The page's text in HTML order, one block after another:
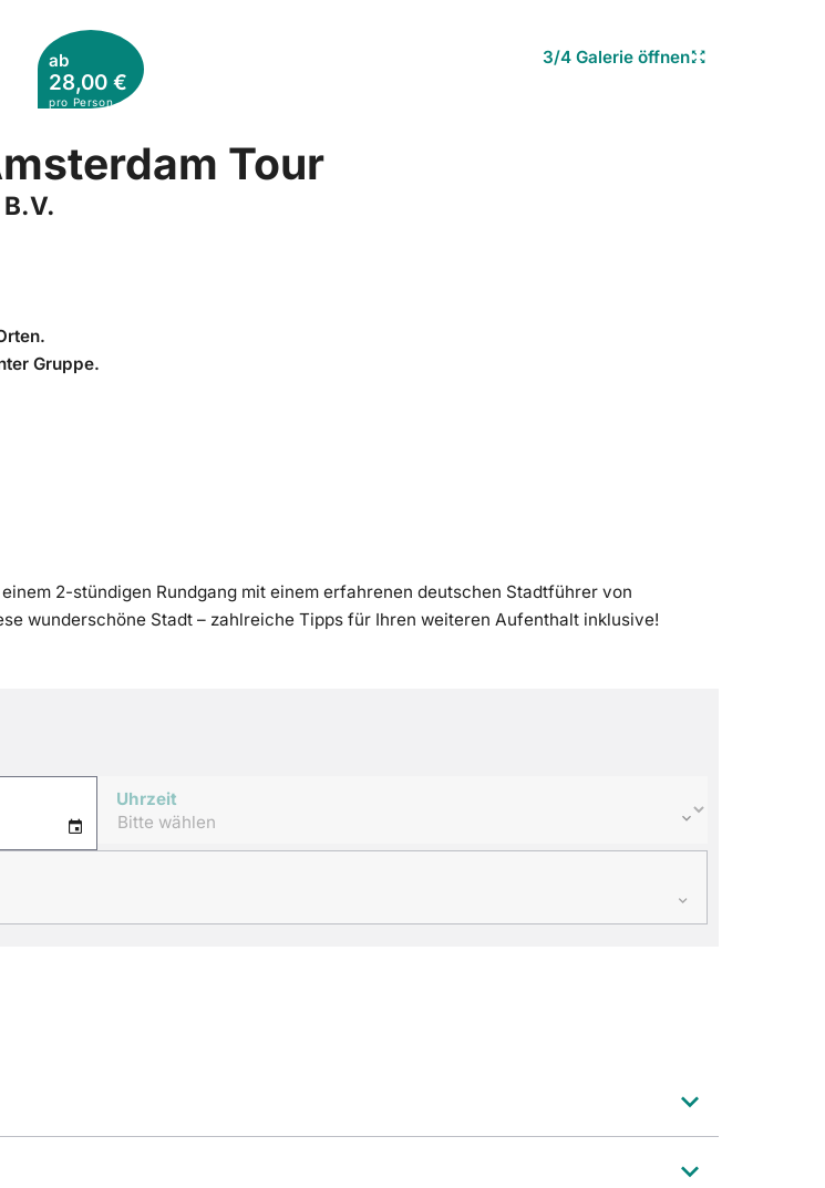
3/4 Galerie öffnen
Tour
ab
28,00 €
pro Person
Gruppe.
2-stündigen Rundgang mit einem erfahrenen deutschen Stadtführer von
wunderschöne Stadt – zahlreiche Tipps für Ihren weiteren Aufenthalt inklusive!
Uhrzeit